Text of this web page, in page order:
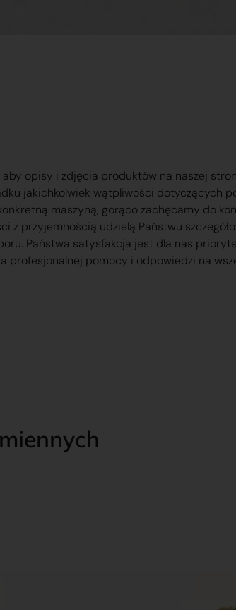
aby opisy i zdjęcia produktów na naszej
jakichkolwiek wątpliwości dotyczących
maszyną, gorąco zachęcamy do
z przyjemnością udzielą Państwu
Państwa satysfakcja jest dla nas
profesjonalnej pomocy i odpowiedzi na